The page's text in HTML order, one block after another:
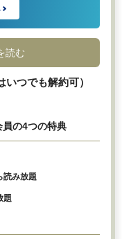
読む
つでも解約可）
の4つの特典
読み放題
題